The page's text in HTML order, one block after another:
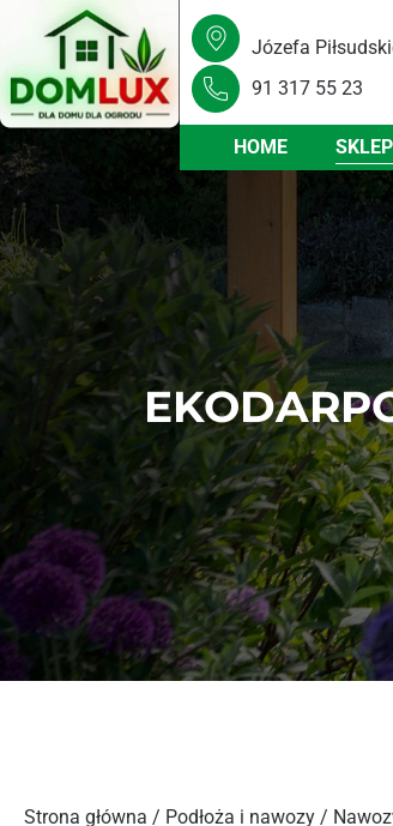
Józefa
91 317 55 23
HOME SKLEP
Strona główna / Podłoża i nawozy /